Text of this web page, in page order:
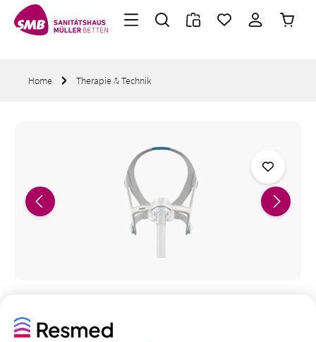
Zum Hauptinhalt springen
Home Therapie & Technik